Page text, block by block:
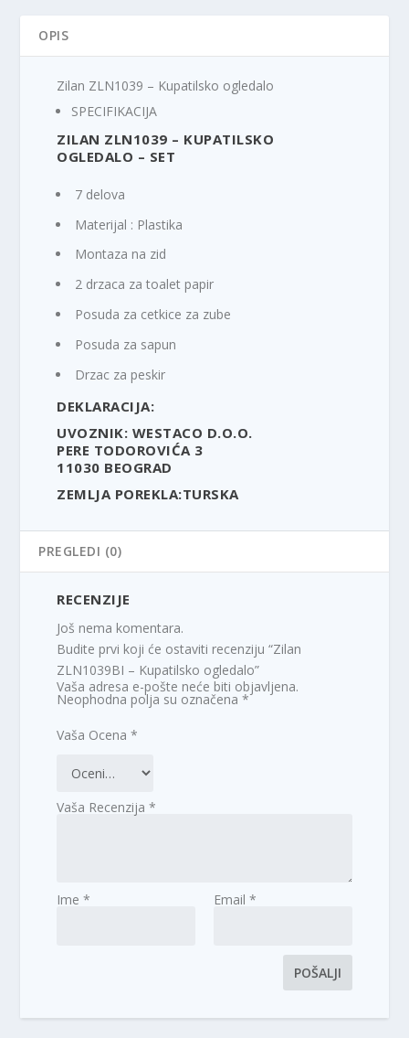
OPIS
Zilan ZLN1039 – Kupatilsko ogledalo
SPECIFIKACIJA
ZILAN ZLN1039 – KUPATILSKO
OGLEDALO – SET
7 delova
Materijal : Plastika
Montaza na zid
2 drzaca za toalet papir
Posuda za cetkice za zube
Posuda za sapun
Drzac za peskir
DEKLARACIJA:
UVOZNIK: WESTACO D.O.O.
PERE TODOROVIĆA 3
11030 BEOGRAD
ZEMLJA POREKLA:TURSKA
PREGLEDI (0)
RECENZIJE
Još nema komentara.
Budite prvi koji će ostaviti recenziju “Zilan
ZLN1039BI – Kupatilsko ogledalo”
Vaša adresa e-pošte neće biti objavljena.
Neophodna polja su označena*
Vaša Ocena*
Vaša Recenzija*
Ime* Email *